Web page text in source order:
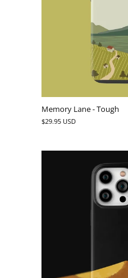
Memory Lane - Tough
$29.95 USD